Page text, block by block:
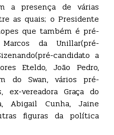
a presença de várias
as quais; o Presidente
que também é pré-
da Unillar(pré-
candidato a
Eteldo, João Pedro,
do Swan, vários pré-
ex-vereadora Graça do
Abigail Cunha, Jaine
figuras da política